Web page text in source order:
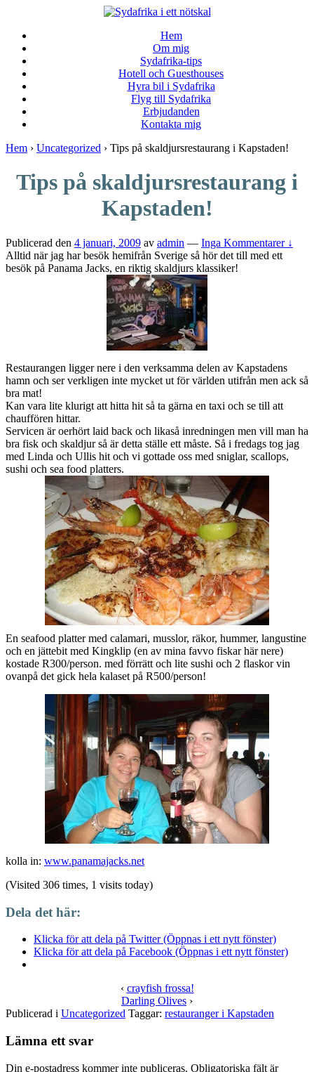
Main
Content
Hem
Om mig
Sydafrika-tips
Hotell och Guesthouses
Hyra bil i Sydafrika
Flyg till Sydafrika
Erbjudanden
Kontakta mig
Hem › Uncategorized › Tips på skaldjursrestaurang i Kapstaden!
Tips på skaldjursrestaurang i
Kapstaden!
Publicerad den 4 januari, 2009 av admin — Inga Kommentarer ↓
Alltid när jag har besök hemifrån Sverige så hör det till med ett
besök på Panama Jacks, en riktig skaldjurs klassiker!
Restaurangen ligger nere i den verksamma delen av Kapstadens
hamn och ser verkligen inte mycket ut för världen utifrån men ack så
bra mat!
Kan vara lite klurigt att hitta hit så ta gärna en taxi och se till att
chauffören hittar.
Servicen är oerhört laid back och likaså inredningen men vill man ha
bra fisk och skaldjur så är detta ställe ett måste. Så i fredags tog jag
med Linda och Ullis hit och vi gottade oss med sniglar, scallops,
sushi och sea food platters.
En seafood platter med calamari, musslor, räkor, hummer, langustine
och en jättebit med Kingklip (en av mina favvo fiskar här nere)
kostade R300/person. med förrätt och lite sushi och 2 flaskor vin
ovanpå det gick hela kalaset på R500/person!
kolla in: www.panamajacks.net
(Visited 306 times, 1 visits today)
Dela det här:
Klicka för att dela på Twitter (Öppnas i ett nytt fönster)
Klicka för att dela på Facebook (Öppnas i ett nytt fönster)
‹ crayfish frossa!
Darling Olives ›
Publicerad i Uncategorized Taggar: restauranger i Kapstaden
Lämna ett svar
Din e-postadress kommer inte publiceras. Obligatoriska fält är